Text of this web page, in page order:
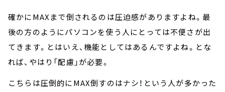
確かにMAXまで倒されるのは圧迫感がありますよね。最
後の方のようにパソコンを使う人にとっては不便さが出
てきます。とはいえ、機能としてはあるんですよね。とな
れば、やはり「配慮」が必要。
こちらは圧倒的にMAX倒すのはナシ！という人が多かった